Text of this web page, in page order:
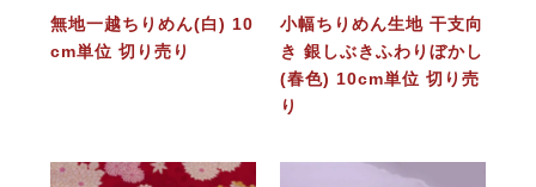
無地一越ちりめん(白) 10
cm単位 切り売り
小幅ちりめん生地 干支向
き 銀しぶきふわりぼかし
(春色) 10cm単位 切り売
り